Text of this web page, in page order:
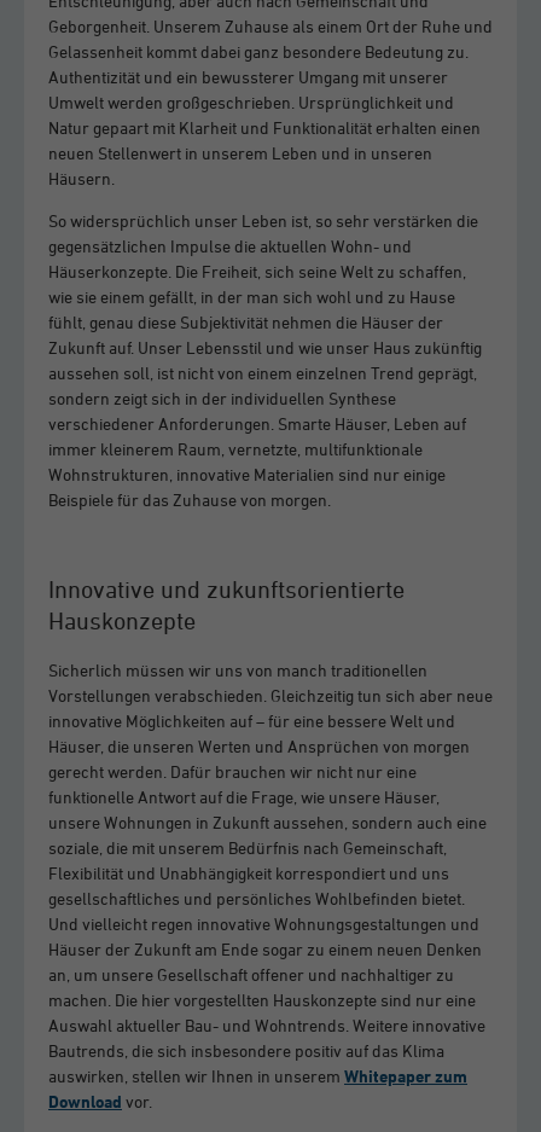
Geborgenheit. Unserem Zuhause als einem Ort der Ruhe und
Gelassenheit kommt dabei ganz besondere Bedeutung zu.
Authentizität und ein bewussterer Umgang mit unserer
Umwelt werden großgeschrieben. Ursprünglichkeit und
Natur gepaart mit Klarheit und Funktionalität erhalten einen
neuen Stellenwert in unserem Leben und in unseren
Häusern.
So widersprüchlich unser Leben ist, so sehr verstärken die
gegensätzlichen Impulse die aktuellen Wohn- und
Häuserkonzepte. Die Freiheit, sich seine Welt zu schaffen,
wie sie einem gefällt, in der man sich wohl und zu Hause
fühlt, genau diese Subjektivität nehmen die Häuser der
Zukunft auf. Unser Lebensstil und wie unser Haus zukünftig
aussehen soll, ist nicht von einem einzelnen Trend geprägt,
sondern zeigt sich in der individuellen Synthese
verschiedener Anforderungen. Smarte Häuser, Leben auf
immer kleinerem Raum, vernetzte, multifunktionale
Wohnstrukturen, innovative Materialien sind nur einige
Beispiele für das Zuhause von morgen.
Innovative und zukunftsorientierte
Hauskonzepte
Sicherlich müssen wir uns von manch traditionellen
Vorstellungen verabschieden. Gleichzeitig tun sich aber neue
innovative Möglichkeiten auf – für eine bessere Welt und
Häuser, die unseren Werten und Ansprüchen von morgen
gerecht werden. Dafür brauchen wir nicht nur eine
funktionelle Antwort auf die Frage, wie unsere Häuser,
unsere Wohnungen in Zukunft aussehen, sondern auch eine
soziale, die mit unserem Bedürfnis nach Gemeinschaft,
Flexibilität und Unabhängigkeit korrespondiert und uns
gesellschaftliches und persönliches Wohlbefinden bietet.
Und vielleicht regen innovative Wohnungsgestaltungen und
Häuser der Zukunft am Ende sogar zu einem neuen Denken
an, um unsere Gesellschaft offener und nachhaltiger zu
machen. Die hier vorgestellten Hauskonzepte sind nur eine
Auswahl aktueller Bau- und Wohntrends. Weitere innovative
Bautrends, die sich insbesondere positiv auf das Klima
auswirken, stellen wir Ihnen in unserem Whitepaper zum
Download vor.